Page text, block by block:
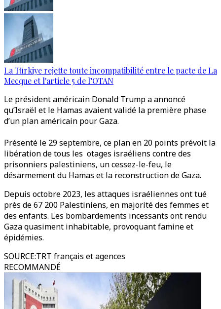
La Türkiye rejette toute incompatibilité entre le pacte de La
Mecque et l'article 5 de l’OTAN
Le président américain Donald Trump a annoncé
qu’Israël et le Hamas avaient validé la première phase
d’un plan américain pour Gaza.
Présenté le 29 septembre, ce plan en 20 points prévoit la
libération de tous les otages israéliens contre des
prisonniers palestiniens, un cessez-le-feu, le
désarmement du Hamas et la reconstruction de Gaza.
Depuis octobre 2023, les attaques israéliennes ont tué
près de 67 200 Palestiniens, en majorité des femmes et
des enfants. Les bombardements incessants ont rendu
Gaza quasiment inhabitable, provoquant famine et
épidémies.
SOURCE:TRT français et agences
RECOMMANDÉ